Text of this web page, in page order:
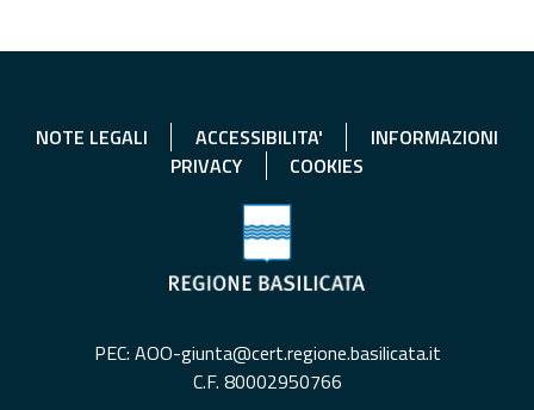
NOTE LEGALI ACCESSIBILITA'
INFORMAZIONI
PRIVACY
COOKIES
PEC: AOO-giunta@cert.regione.basilicata.it
C.F. 80002950766